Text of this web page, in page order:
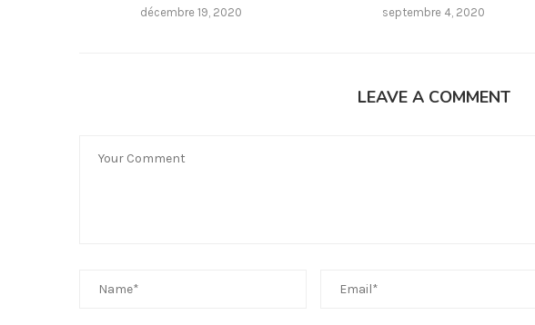
décembre 19, 2020 septembre 4, 2020
LEAVE A COMMENT